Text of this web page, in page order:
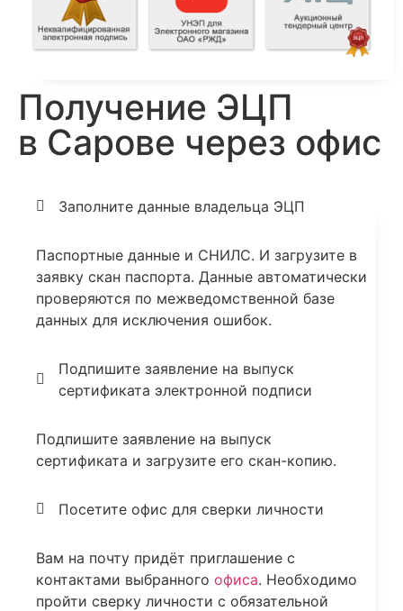
Получение ЭЦП
в Сарове через офис
Заполните данные владельца ЭЦП
Паспортные данные и СНИЛС. И загрузите в
заявку скан паспорта. Данные автоматически
проверяются по межведомственной базе
данных для исключения ошибок.
Подпишите заявление на выпуск
сертификата электронной подписи
Подпишите заявление на выпуск
сертификата и загрузите его скан-копию.
Посетите офис для сверки личности
Вам на почту придёт приглашение с
контактами выбранного офиса. Необходимо
пройти сверку личности с обязательной